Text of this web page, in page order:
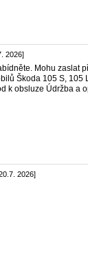
2026]
Mohu zaslat
Škoda 105 S, 105
k obsluze Údržba a
2026]